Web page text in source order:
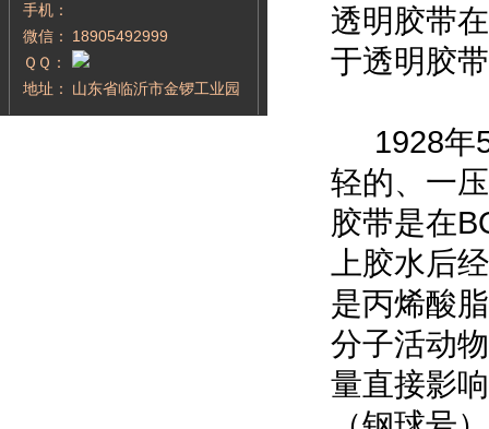
手机：
微信：
18905492999
ＱＱ：
地址：
山东省临沂市金锣工业园
透明胶带
于透明胶
1928年5
轻的、一
胶带是在
上胶水后
是丙烯酸
分子活动
量直接影